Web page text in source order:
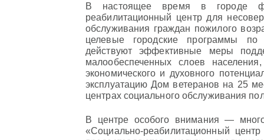
В настоящее время в городе
реабилитационный центр для
обслуживания граждан пожилого
целевые городские программы по
действуют эффективные меры
малообеспеченных слоев
экономического и духовного
эксплуатацию Дом ветеранов на 25
центрах социального обслуживания
В центре особого внимания —
«Социально-реабилитационный